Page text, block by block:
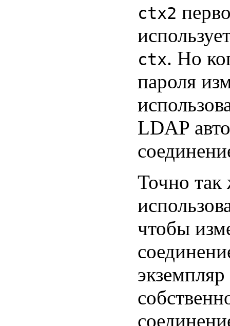
ctx2
ctx. Но
пароля
LDAP
Точно так
чтобы
экземпляр